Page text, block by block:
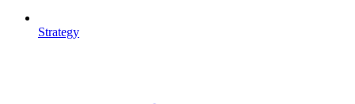
Strategy